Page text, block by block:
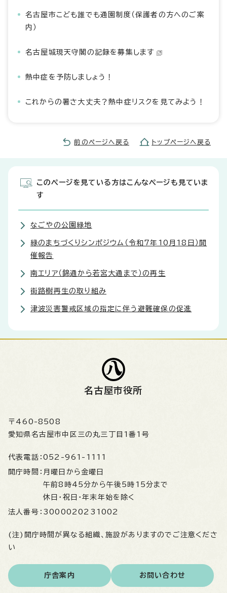
名古屋市こども誰でも通園制度（保護者の方へのご案
内）
名古屋城現天守閣の記録を募集します
熱中症を予防しましょう！
これからの暑さ大丈夫？熱中症リスクを見てみよう！
前のページへ戻る トップページへ戻る
このページを見ている方はこんなページも見ていま
す
なごやの公園緑地
緑のまちづくりシンポジウム（令和7年10月18日）開
催報告
南エリア（錦通から若宮大通まで）の再生
街路樹再生の取り組み
津波災害警戒区域の指定に伴う避難確保の促進
名古屋市役所
〒460-8508
愛知県名古屋市中区三の丸三丁目1番1号
代表電話： 052-961-1111
開庁時間： 月曜日から金曜日
午前8時45分から午後5時15分まで
休日・祝日・年末年始を除く
法人番号： 3000020231002
(注)開庁時間が異なる組織、施設がありますのでご注意くださ
い
庁舎案内 お問い合わせ